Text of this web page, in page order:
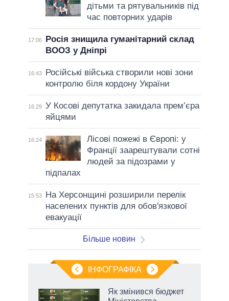
дітьми та рятувальників під
час повторних ударів
17:06
Росія знищила гуманітарний склад
ВООЗ у Дніпрі
16:43
Російські війська створили нові зони
контролю біля кордону України
16:29 У Косові депутатка закидала прем’єра
яйцями
16:24
Лісові пожежі в Європі: у
Франції заарештували сотні
людей за підозрами у
підпалах
15:53
На Херсонщині розширили перелік
населених пунктів для обов'язкової
евакуації
Більше новин
ІНФОГРАФІКА
Як змінився бюджет